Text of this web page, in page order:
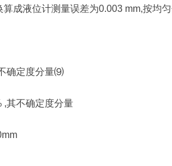
液位计测量误差为0.003 mm,按均
确定度分量⑼
不确定度分量